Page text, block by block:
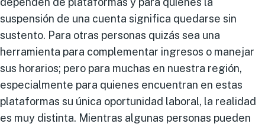
suspensión de una cuenta significa quedarse sin
sustento. Para otras personas quizás sea una
herramienta para complementar ingresos o manejar
sus horarios; pero para muchas en nuestra región,
especialmente para quienes encuentran en estas
plataformas su única oportunidad laboral, la realidad
es muy distinta. Mientras algunas personas pueden